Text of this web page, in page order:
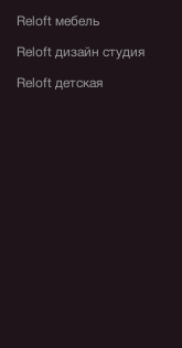
Reloft мебель
Reloft дизайн студия
Reloft детская